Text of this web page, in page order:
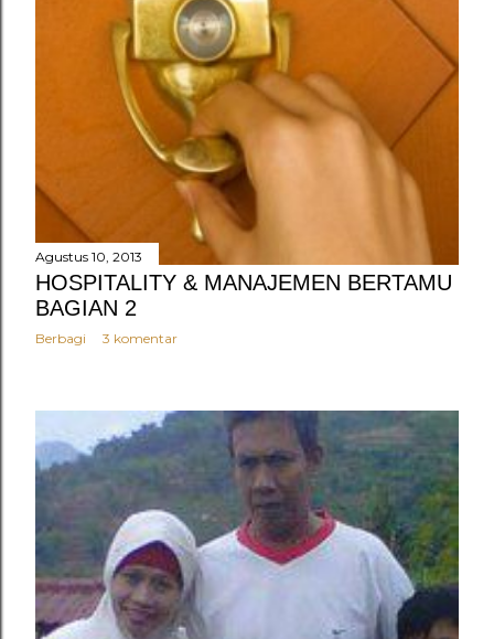
Agustus 10, 2013
HOSPITALITY & MANAJEMEN BERTAMU
BAGIAN 2
Berbagi 3 komentar